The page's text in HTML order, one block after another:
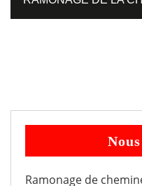
Ramonage de